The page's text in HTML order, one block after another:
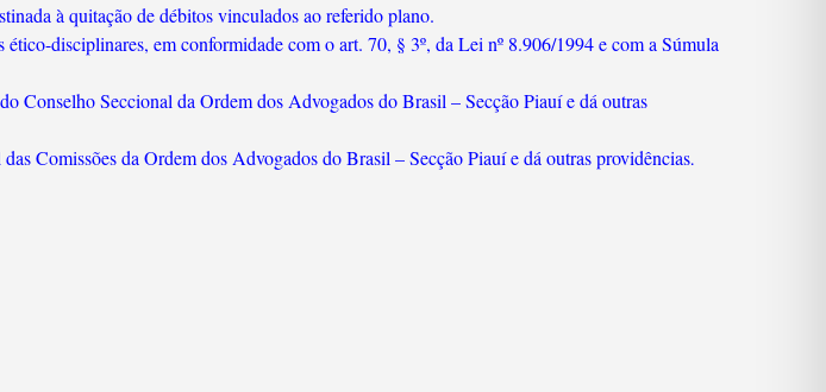
à quitação de débitos vinculados ao referido plano.
disciplinares, em conformidade com o art. 70, § 3º, da Lei nº 8.906/1994 e com a Súmula
Conselho Seccional da Ordem dos Advogados do Brasil – Secção Piauí e dá outras
Comissões da Ordem dos Advogados do Brasil – Secção Piauí e dá outras providências.